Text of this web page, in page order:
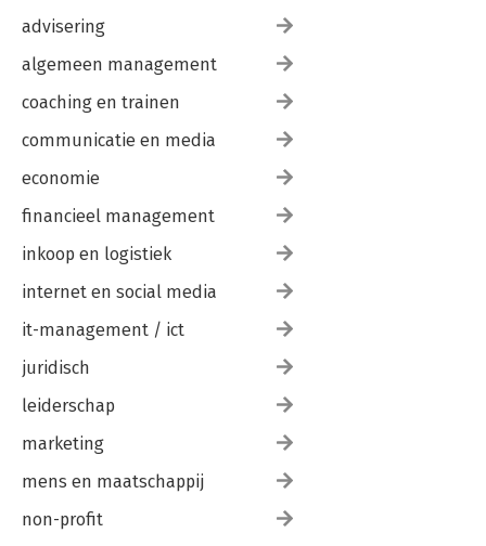
advisering
algemeen management
coaching en trainen
communicatie en media
economie
financieel management
inkoop en logistiek
internet en social media
it-management / ict
juridisch
leiderschap
marketing
mens en maatschappij
non-profit